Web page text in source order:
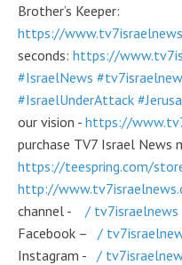
Brother’s Keeper:
https://
seconds: https://
#IsraelNews
#IsraelUnderAttack
our vision - https://
purchase TV7 Israel News
https://teespring.com/
http://
channel -
/ tv7israelnews
Facebook –
/
Instagram - /